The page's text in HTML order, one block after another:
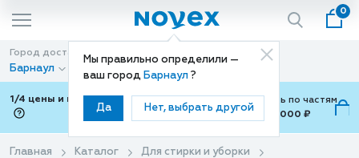
Мы правильно определили —
ваш город Барнаул ?
Да Нет, выбрать другой
0
Город доставки
Барнаул
Способ доставки
Доставка
1/4 цены и покупки ваши с Подели
Можно оплатить по частям
от 700 ₽ до 15,000 ₽
Главная Каталог
Для стирки и уборки